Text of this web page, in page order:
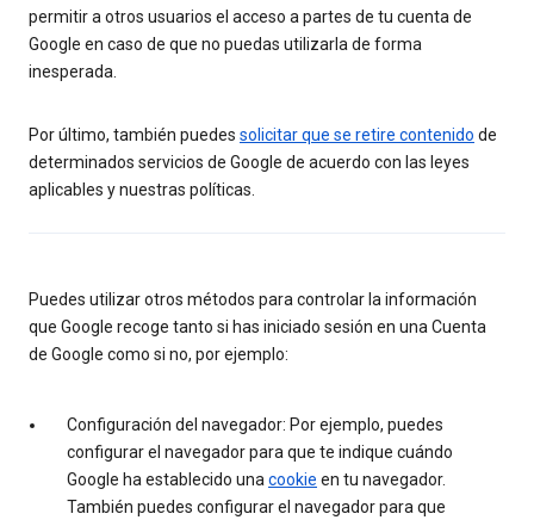
permitir a otros usuarios el acceso a partes de tu cuenta de
Google en caso de que no puedas utilizarla de forma
inesperada.
Por último, también puedes solicitar que se retire contenido de
determinados servicios de Google de acuerdo con las leyes
aplicables y nuestras políticas.
Puedes utilizar otros métodos para controlar la información
que Google recoge tanto si has iniciado sesión en una Cuenta
de Google como si no, por ejemplo:
Configuración del navegador: Por ejemplo, puedes
configurar el navegador para que te indique cuándo
Google ha establecido una cookie en tu navegador.
También puedes configurar el navegador para que